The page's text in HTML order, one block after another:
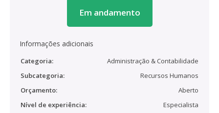
Em andamento
Informações adicionais
Categoria:
Administração & Contabilidade
Subcategoria:
Recursos Humanos
Orçamento:
Aberto
Nível de experiência:
Especialista